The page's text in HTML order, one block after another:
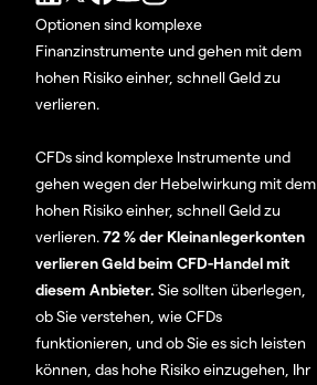
Optionen sind komplexe
Finanzinstrumente und gehen mit dem
hohen Risiko einher, schnell Geld zu
verlieren.
CFDs sind komplexe Instrumente und
gehen wegen der Hebelwirkung mit dem
hohen Risiko einher, schnell Geld zu
verlieren.72 % der Kleinanlegerkonten
verlieren Geld beim CFD-Handel mit
diesem Anbieter. Sie sollten überlegen,
ob Sie verstehen, wie CFDs
funktionieren, und ob Sie es sich leisten
können, das hohe Risiko einzugehen, Ihr